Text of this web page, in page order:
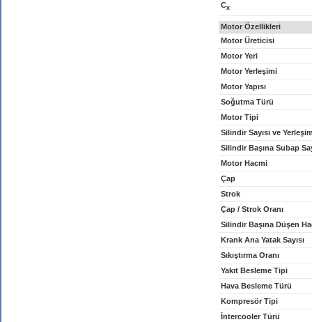
Cx
Motor Özellikleri
Motor Üreticisi
Motor Yeri
Motor Yerleşimi
Motor Yapısı
Soğutma Türü
Motor Tipi
Silindir Sayısı ve
Silindir Başına Subap
Motor Hacmi
Çap
Strok
Çap / Strok Oranı
Silindir Başına Düşen
Krank Ana Yatak Sayısı
Sıkıştırma Oranı
Yakıt Besleme Tipi
Hava Besleme Türü
Kompresör Tipi
İntercooler Türü